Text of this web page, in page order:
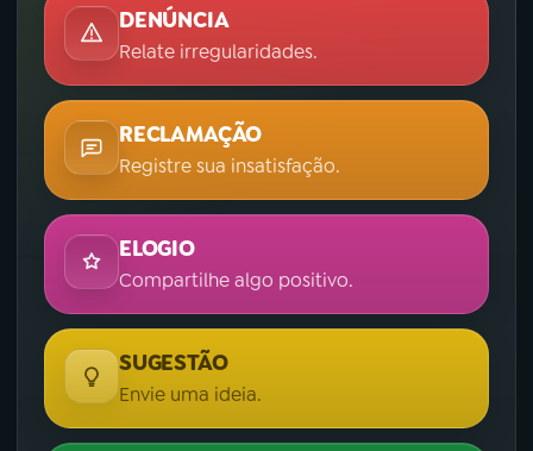
DENÚNCIA
Relate irregularidades.
RECLAMAÇÃO
Registre sua insatisfação.
ELOGIO
Compartilhe algo positivo.
SUGESTÃO
Envie uma ideia.